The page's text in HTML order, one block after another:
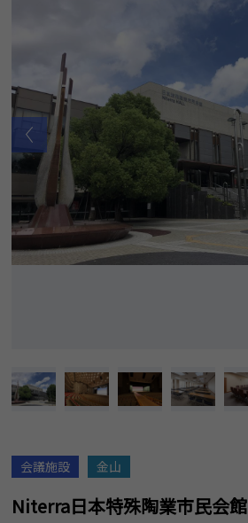
会議施設 金山
Niterra日本特殊陶業市民会館